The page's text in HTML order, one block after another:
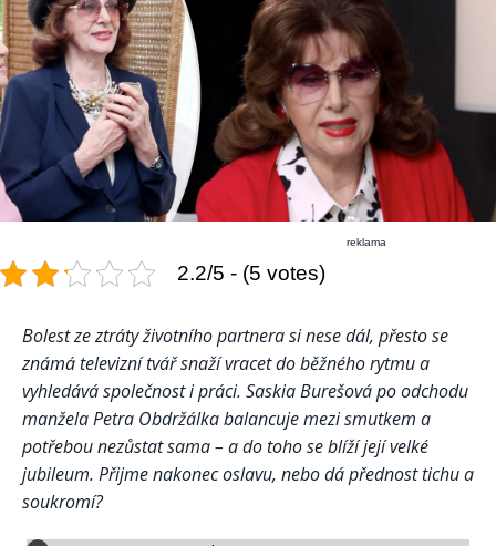
reklama
2.2/5 - (5 votes)
Bolest ze ztráty životního partnera si nese dál, přesto se
známá televizní tvář snaží vracet do běžného rytmu a
vyhledává společnost i práci. Saskia Burešová po odchodu
manžela Petra Obdržálka balancuje mezi smutkem a
potřebou nezůstat sama – a do toho se blíží její velké
jubileum. Přijme nakonec oslavu, nebo dá přednost tichu a
soukromí?